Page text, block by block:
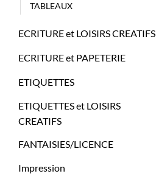
TABLEAUX
ECRITURE et LOISIRS CREATIFS
ECRITURE et PAPETERIE
ETIQUETTES
ETIQUETTES et LOISIRS
CREATIFS
FANTAISIES/LICENCE
Impression